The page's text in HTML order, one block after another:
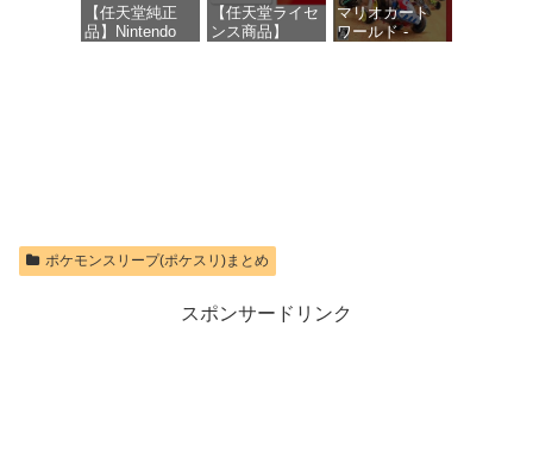
価格：¥1,300
【任天堂純正
品】Nintendo
【任天堂ライセ
ンス商品】
Nintendo S
マリオカート
ワールド -
ポケモンスリープ(ポケスリ)まとめ
スポンサードリンク